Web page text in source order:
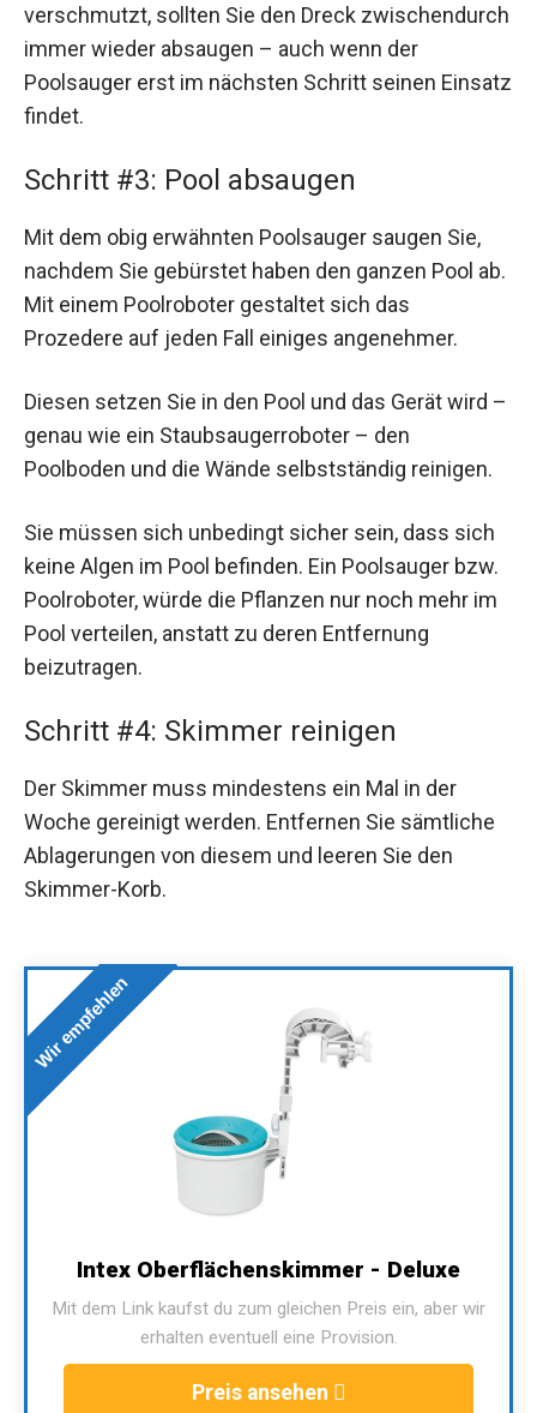
verschmutzt, sollten Sie den Dreck zwischendurch
immer wieder absaugen – auch wenn der
Poolsauger erst im nächsten Schritt seinen Einsatz
findet.
Schritt #3: Pool absaugen
Mit dem obig erwähnten Poolsauger saugen Sie,
nachdem Sie gebürstet haben den ganzen Pool ab.
Mit einem Poolroboter gestaltet sich das
Prozedere auf jeden Fall einiges angenehmer.
Diesen setzen Sie in den Pool und das Gerät wird –
genau wie ein Staubsaugerroboter – den
Poolboden und die Wände selbstständig reinigen.
Sie müssen sich unbedingt sicher sein, dass sich
keine Algen im Pool befinden. Ein Poolsauger bzw.
Poolroboter, würde die Pflanzen nur noch mehr im
Pool verteilen, anstatt zu deren Entfernung
beizutragen.
Schritt #4: Skimmer reinigen
Der Skimmer muss mindestens ein Mal in der
Woche gereinigt werden. Entfernen Sie sämtliche
Ablagerungen von diesem und leeren Sie den
Skimmer-Korb.
Wir empfehlen
Intex Oberflächenskimmer - Deluxe
Mit dem Link kaufst du zum gleichen Preis ein, aber wir
erhalten eventuell eine Provision.
Preis ansehen